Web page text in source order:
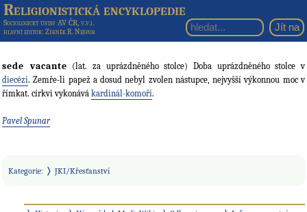
Religionistická encyklopedie
Sociologický ústav AV ČR, v.v.i.
hlavní editor: Zdeněk R. Nešpor
sede vacante (lat. za uprázdněného stolce) Doba uprázdněného stolce v
diecézi. Zemře-li papež a dosud nebyl zvolen nástupce, nejvyšší výkonnou moc v
římkat. církvi vykonává kardinál-komoří.
Pavel Spunar
Kategorie: JKI/Křesťanství